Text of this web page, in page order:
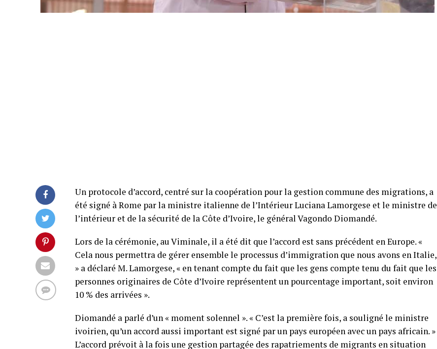
Un protocole d’accord, centré sur la coopération pour la gestion commune des migrations, a
été signé à Rome par la ministre italienne de l’Intérieur Luciana Lamorgese et le ministre de
l’intérieur et de la sécurité de la Côte d’Ivoire, le général Vagondo Diomandé.
Lors de la cérémonie, au Viminale, il a été dit que l’accord est sans précédent en Europe. «
Cela nous permettra de gérer ensemble le processus d’immigration que nous avons en Italie,
» a déclaré M. Lamorgese, « en tenant compte du fait que les gens compte tenu du fait que les
personnes originaires de Côte d’Ivoire représentent un pourcentage important, soit environ
10 % des arrivées ».
Diomandé a parlé d’un « moment solennel ». « C’est la première fois, a souligné le ministre
ivoirien, qu’un accord aussi important est signé par un pays européen avec un pays africain. »
L’accord prévoit à la fois une gestion partagée des rapatriements de migrants en situation